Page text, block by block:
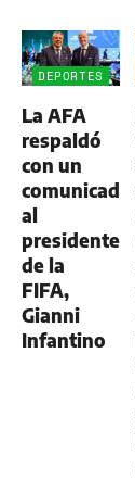
DEPORTES
La AFA
respaldó
con un
comunicado
al
presidente
de la
FIFA,
Gianni
Infantino